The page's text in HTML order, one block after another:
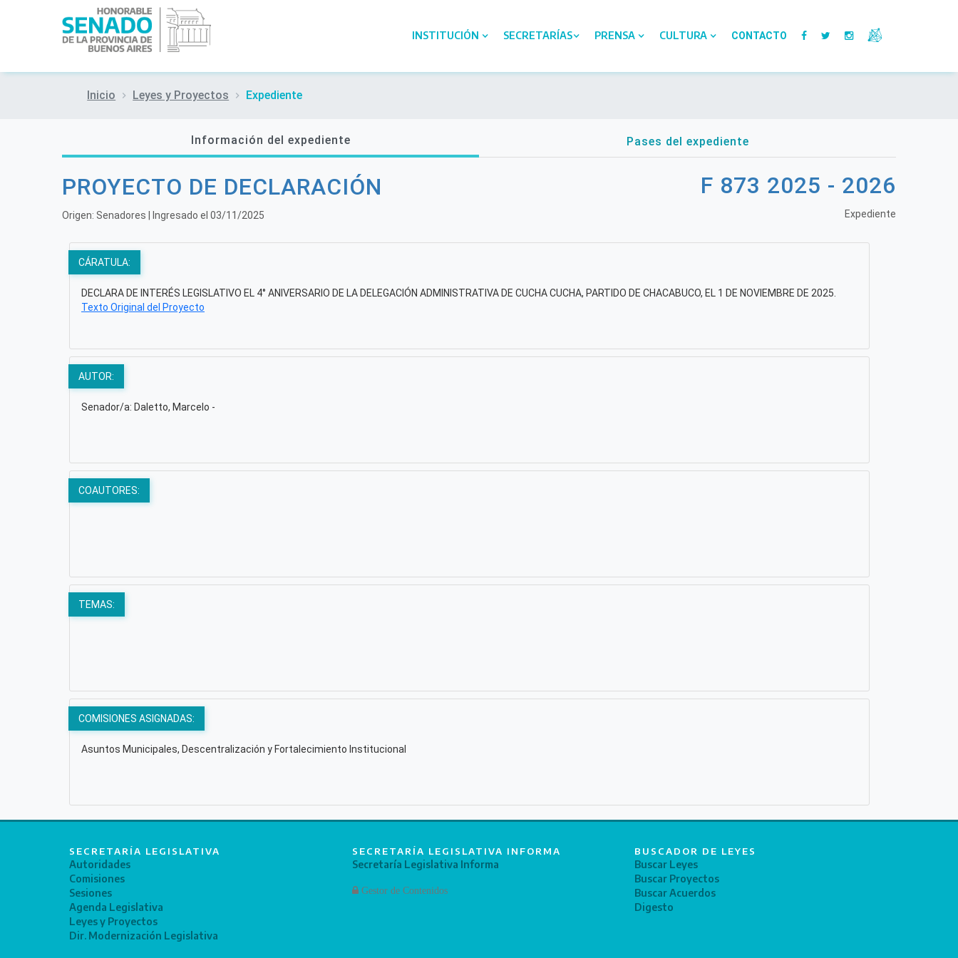
INSTITUCIÓN SECRETARÍAS PRENSA CULTURA CONTACTO
Inicio Leyes y Proyectos Expediente
Información del expediente Pases del expediente
PROYECTO DE DECLARACIÓN
Origen: Senadores | Ingresado el 03/11/2025
F 873 2025 - 2026
Expediente
CÁRATULA:
DECLARA DE INTERÉS LEGISLATIVO EL 4° ANIVERSARIO DE LA DELEGACIÓN ADMINISTRATIVA DE CUCHA CUCHA, PARTIDO DE CHACABUCO, EL 1 DE NOVIEMBRE DE 2025.
Texto Original del Proyecto
AUTOR:
Senador/a: Daletto, Marcelo -
COAUTORES:
TEMAS:
COMISIONES ASIGNADAS:
Asuntos Municipales, Descentralización y Fortalecimiento Institucional
SECRETARÍA LEGISLATIVA
Autoridades
Comisiones
Sesiones
Agenda Legislativa
Leyes y Proyectos
Dir. Modernización Legislativa
SECRETARÍA LEGISLATIVA INFORMA
Secretaría Legislativa Informa
Gestor de Contenidos
BUSCADOR DE LEYES
Buscar Leyes
Buscar Proyectos
Buscar Acuerdos
Digesto